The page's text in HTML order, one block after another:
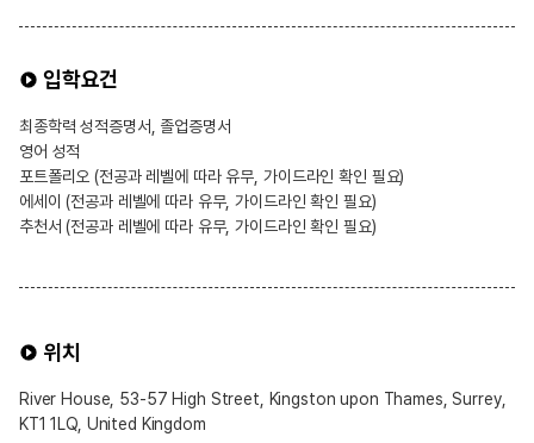
입학요건
최종학력 성적증명서, 졸업증명서
영어 성적
포트폴리오 (전공과 레벨에 따라 유무, 가이드라인 확인 필요)
에세이 (전공과 레벨에 따라 유무, 가이드라인 확인 필요)
추천서 (전공과 레벨에 따라 유무, 가이드라인 확인 필요)
위치
River House, 53-57 High Street, Kingston upon Thames, Surrey,
KT1 1LQ, United Kingdom